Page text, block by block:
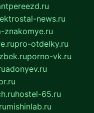
news.ru
znakomye.ru
pro-otdelky.ru
porno-vk.ru
adonyev.ru
hostel-65.ru
mishinlab.ru